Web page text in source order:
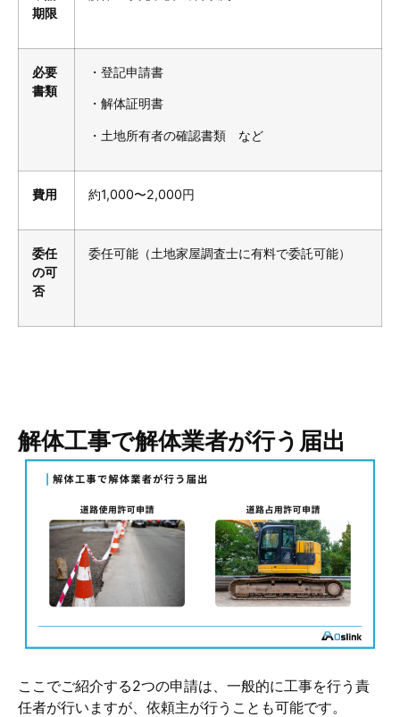
期限
必要
書類
・登記申請書
・解体証明書
・土地所有者の確認書類 など
費用 約1,000〜2,000円
委任
の可
否
委任可能（土地家屋調査士に有料で委託可能）
解体工事で解体業者が行う届出
ここでご紹介する2つの申請は、一般的に工事を行う責
任者が行いますが、依頼主が行うことも可能です。